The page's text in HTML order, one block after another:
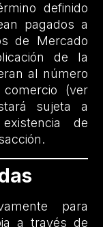
definido
pagados a
de Mercado
de la
al número
(ver
sujeta a
de
para
a través de